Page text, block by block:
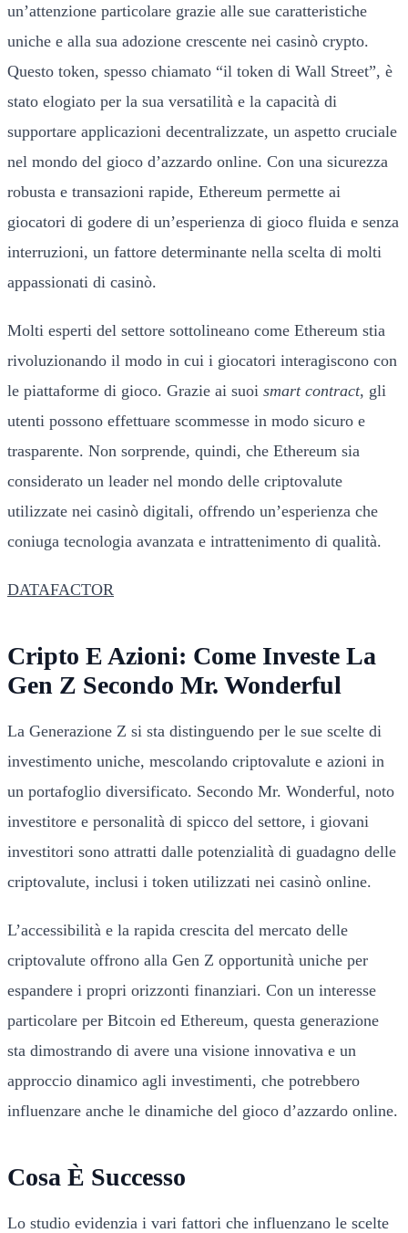
un’attenzione particolare grazie alle sue caratteristiche
uniche e alla sua adozione crescente nei casinò crypto.
Questo token, spesso chiamato “il token di Wall Street”, è
stato elogiato per la sua versatilità e la capacità di
supportare applicazioni decentralizzate, un aspetto cruciale
nel mondo del gioco d’azzardo online. Con una sicurezza
robusta e transazioni rapide, Ethereum permette ai
giocatori di godere di un’esperienza di gioco fluida e senza
interruzioni, un fattore determinante nella scelta di molti
appassionati di casinò.
Molti esperti del settore sottolineano come Ethereum stia
rivoluzionando il modo in cui i giocatori interagiscono con
le piattaforme di gioco. Grazie ai suoi smart contract, gli
utenti possono effettuare scommesse in modo sicuro e
trasparente. Non sorprende, quindi, che Ethereum sia
considerato un leader nel mondo delle criptovalute
utilizzate nei casinò digitali, offrendo un’esperienza che
coniuga tecnologia avanzata e intrattenimento di qualità.
DATAFACTOR
Cripto E Azioni: Come Investe La
Gen Z Secondo Mr. Wonderful
La Generazione Z si sta distinguendo per le sue scelte di
investimento uniche, mescolando criptovalute e azioni in
un portafoglio diversificato. Secondo Mr. Wonderful, noto
investitore e personalità di spicco del settore, i giovani
investitori sono attratti dalle potenzialità di guadagno delle
criptovalute, inclusi i token utilizzati nei casinò online.
L’accessibilità e la rapida crescita del mercato delle
criptovalute offrono alla Gen Z opportunità uniche per
espandere i propri orizzonti finanziari. Con un interesse
particolare per Bitcoin ed Ethereum, questa generazione
sta dimostrando di avere una visione innovativa e un
approccio dinamico agli investimenti, che potrebbero
influenzare anche le dinamiche del gioco d’azzardo online.
Cosa È Successo
Lo studio evidenzia i vari fattori che influenzano le scelte